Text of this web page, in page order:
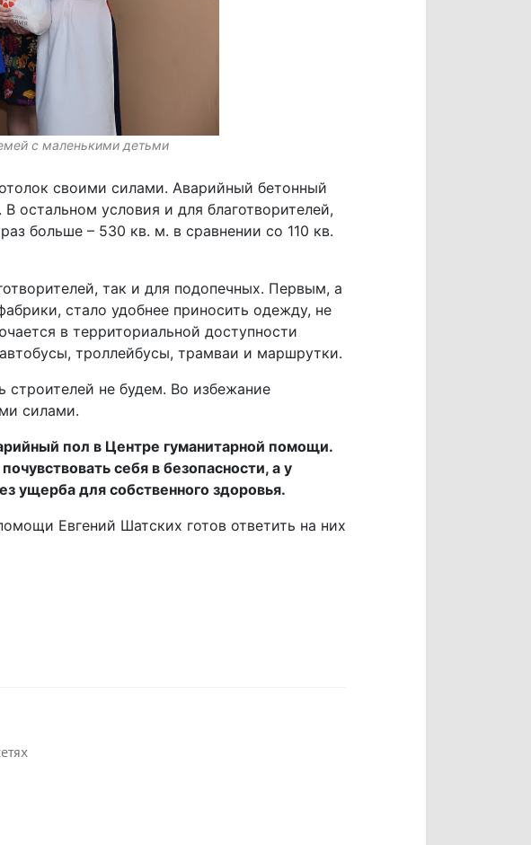
с маленькими детьми
своими силами. Аварийный бетонный
остальном условия и для благотворителей,
больше – 530 кв. м. в сравнении со 110 кв.
так и для подопечных. Первым, а
стало удобнее приносить одежду, не
в территориальной доступности
троллейбусы, трамваи и маршрутки.
не будем. Во избежание
силами.
пол в Центре гуманитарной помощи.
себя в безопасности, а у
ущерба для собственного здоровья.
Евгений Шатских готов ответить на них